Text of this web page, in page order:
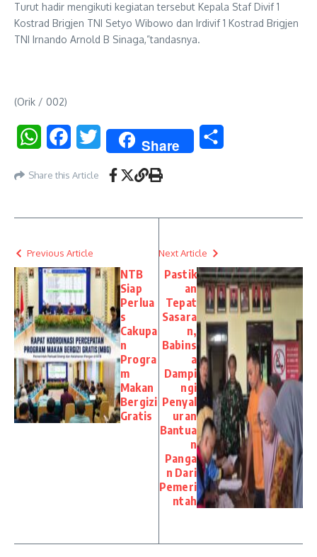
Turut hadir mengikuti kegiatan tersebut Kepala Staf Divif 1
Kostrad Brigjen TNI Setyo Wibowo dan Irdivif 1 Kostrad Brigjen
TNI Irnando Arnold B Sinaga,”tandasnya.
(Orik / 002)
WhatsAppFacebookTwitter Share
Share this Article
Previous Article
NTB
Siap
Perlua
s
Cakupa
n
Progra
m
Makan
Bergizi
Gratis
Next Article
Pastik
an
Tepat
Sasara
n,
Babins
a
Dampi
ngi
Penyal
uran
Bantua
n
Panga
n Dari
Pemeri
ntah